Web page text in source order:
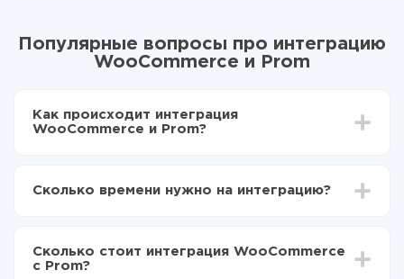
Популярные вопросы про интеграцию
WooCommerce и Prom
Как происходит интеграция
WooCommerce и Prom?
Выбираете какие данные передавать из
передаваться из WooCommerce в Prom
Сколько времени нужно на интеграцию?
отличаться и составлять от 5-ти до 30-минут. В
среднем настройка занимает 10-15 минут.
Сколько стоит интеграция WooCommerce
с Prom?